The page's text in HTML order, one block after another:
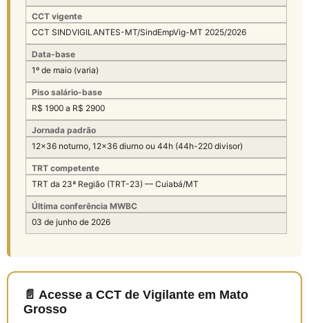
CCT vigente
CCT SINDVIGILANTES-MT/SindEmpVig-MT 2025/2026
Data-base
1º de maio (varia)
Piso salário-base
R$ 1900 a R$ 2900
Jornada padrão
12×36 noturno, 12×36 diurno ou 44h (44h-220 divisor)
TRT competente
TRT da 23ª Região (TRT-23) — Cuiabá/MT
Última conferência MWBC
03 de junho de 2026
📄 Acesse a CCT de Vigilante em Mato
Grosso